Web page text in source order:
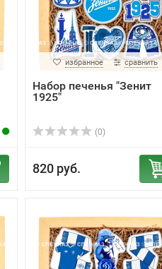
избранное сравнить
Набор печенья "Зенит
1925"
(0)
820 руб.